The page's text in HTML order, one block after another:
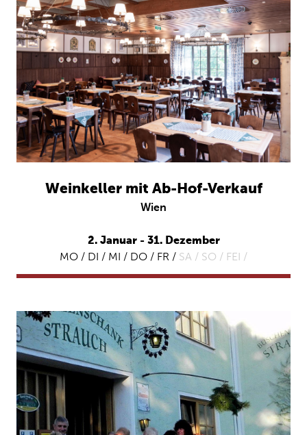
Weinkeller mit Ab-Hof-Verkauf
Wien
2. Januar - 31. Dezember
MO / DI / MI / DO / FR / SA / SO / FEI /